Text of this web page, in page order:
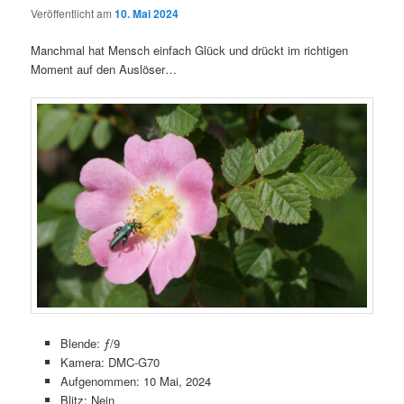
Veröffentlicht am10. Mai 2024
Manchmal hat Mensch einfach Glück und drückt im richtigen
Moment auf den Auslöser…
Blende: ƒ/9
Kamera: DMC-G70
Aufgenommen: 10 Mai, 2024
Blitz: Nein